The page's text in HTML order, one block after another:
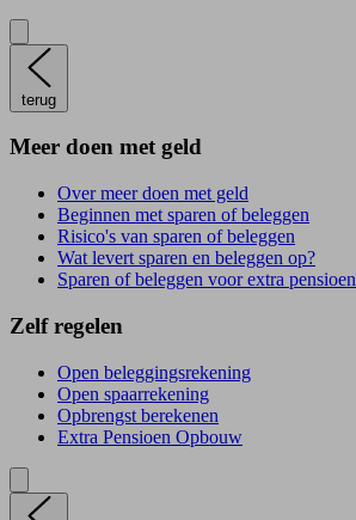
terug
Meer doen met geld
Over meer doen met geld
Beginnen met sparen of beleggen
Risico's van sparen of beleggen
Wat levert sparen en beleggen op?
Sparen of beleggen voor extra pensioen
Zelf regelen
Open beleggingsrekening
Open spaarrekening
Opbrengst berekenen
Extra Pensioen Opbouw